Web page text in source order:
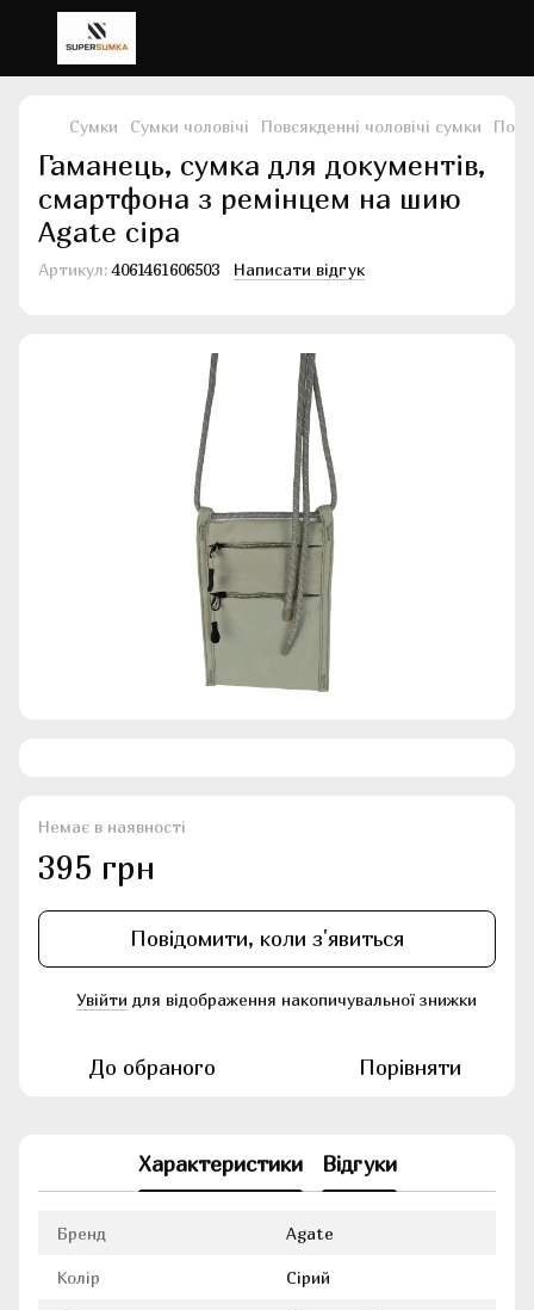
Сумки Сумки чоловічі Повсякденні чоловічі сумки
Гаманець, сумка для документів,
смартфона з ремінцем на шию
Agate сіра
Артикул:4061461606503 Написати відгук
Немає в наявності
395 грн
Повідомити, коли з'явиться
Увійти для відображення накопичувальної знижки
До обраного Порівняти
Характеристики Відгуки
Бренд Agate
Колір Сірий